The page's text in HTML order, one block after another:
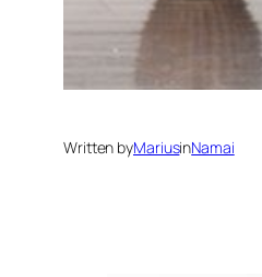
Written byMariusinNamai